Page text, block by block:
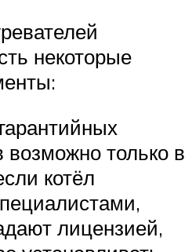
некоторые
возможно только в
котёл
лицензией,